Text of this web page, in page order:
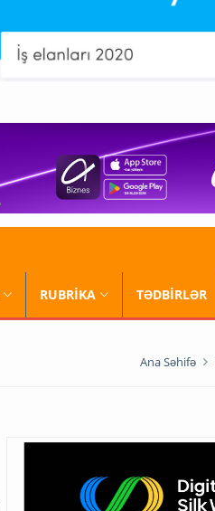
RUBRİKA TƏDBİRLƏR
Ana Səhifə